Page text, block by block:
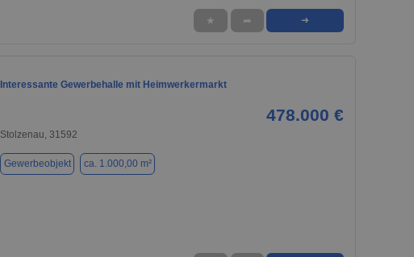
★ ➦ ➜
Interessante Gewerbehalle mit Heimwerkermarkt
478.000 €
Stolzenau, 31592
Gewerbeobjekt ca. 1.000,00 m²